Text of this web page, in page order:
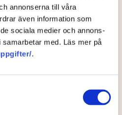
annonserna till våra
även information som
sociala medier och annons-
med. Läs mer på
.
i sin text att
landat i en liknande slutsats.
för företag är inte svaret